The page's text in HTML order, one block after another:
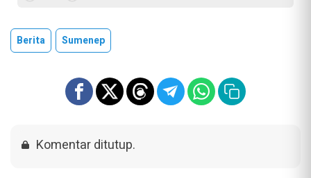
Berita Sumenep
Komentar ditutup.